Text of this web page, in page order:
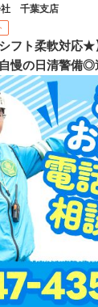
社 千葉支店
シフト柔軟対応
慢の日清警備◎